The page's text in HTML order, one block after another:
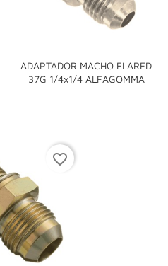
ADAPTADOR MACHO FLARED
37G 1/4x1/4 ALFAGOMMA
favorite_border